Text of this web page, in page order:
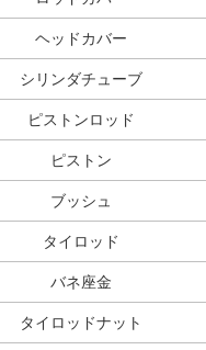
ヘッドカバー
シリンダチューブ
ピストンロッド
ピストン
ブッシュ
タイロッド
バネ座金
タイロッドナット